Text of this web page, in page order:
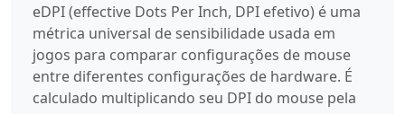
eDPI (effective Dots Per Inch, DPI efetivo) é uma
métrica universal de sensibilidade usada em
jogos para comparar configurações de mouse
entre diferentes configurações de hardware. É
calculado multiplicando seu DPI do mouse pela